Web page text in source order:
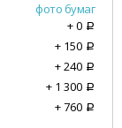
фото бумаг
+0 a
+ 150 a
+240 a
+ 1 300 a
+760 a